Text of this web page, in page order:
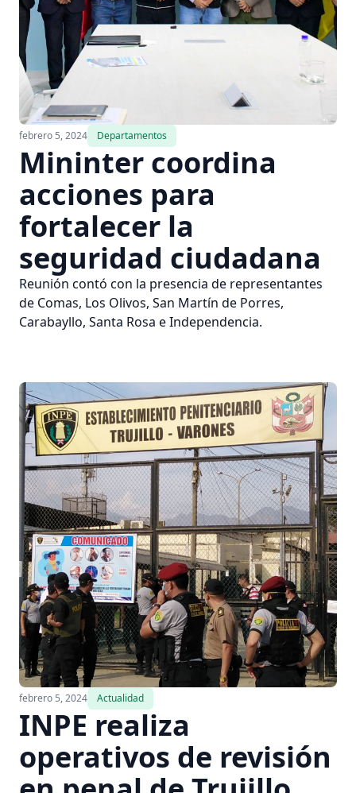
febrero 5, 2024 Departamentos
Mininter coordina
acciones para
fortalecer la
seguridad ciudadana
Reunión contó con la presencia de representantes
de Comas, Los Olivos, San Martín de Porres,
Carabayllo, Santa Rosa e Independencia.
febrero 5, 2024 Actualidad
INPE realiza
operativos de revisión